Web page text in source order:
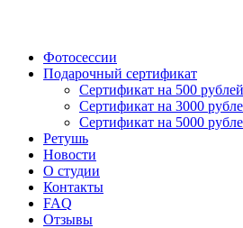
Фотосессии
Подарочный сертификат
Сертификат на 500 рублей
Сертификат на 3000
Сертификат на 5000
Ретушь
Новости
О студии
Контакты
FAQ
Отзывы